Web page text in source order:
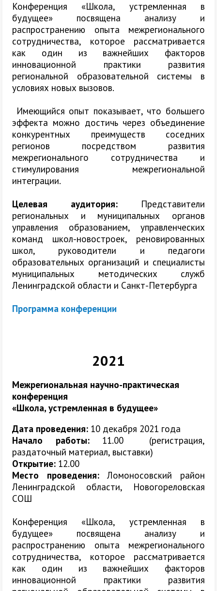
Конференция «Школа, устремленная в
будущее» посвящена анализу и
распространению опыта межрегионального
сотрудничества, которое рассматривается
как один из важнейших факторов
инновационной практики развития
региональной образовательной системы в
условиях новых вызовов.
Имеющийся опыт показывает, что большего
эффекта можно достичь через объединение
конкурентных преимуществ соседних
регионов посредством развития
межрегионального сотрудничества и
стимулирования межрегиональной
интеграции.
Целевая аудитория: Представители
региональных и муниципальных органов
управления образованием, управленческих
команд школ-новостроек, реновированных
школ, руководители и педагоги
образовательных организаций и специалисты
муниципальных методических служб
Ленинградской области и Санкт-Петербурга
Программа конференции
2021
Межрегиональная научно-практическая
конференция
«Школа, устремленная в будущее»
Дата проведения: 10 декабря 2021 года
Начало работы: 11.00 (регистрация,
раздаточный материал, выставки)
Открытие: 12.00
Место проведения:Ломоносовский район
Ленинградской области, Новогореловская
СОШ
Конференция «Школа, устремленная в
будущее» посвящена анализу и
распространению опыта межрегионального
сотрудничества, которое рассматривается
как один из важнейших факторов
инновационной практики развития